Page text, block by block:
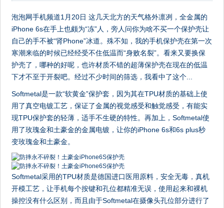
泡泡网手机频道1月20日 这几天北方的天气格外凛冽，全金属的
iPhone 6s在手上也颇为“冻”人，旁人问你为啥不买一个保护壳让
自己的手不被“肾Phone”冰道。殊不知，我的手机保护壳在第一次
寒潮来临的时候已经经受不住低温而“身败名裂”。看来又要换保
护壳了，哪种的好呢，也许材质不错的超薄保护壳在现在的低温
下才不至于开裂吧。经过不少时间的筛选，我看中了这个...
Softmetal是一款“软黄金”保护套，因为其在TPU材质的基础上使
用了真空电镀工艺，保证了金属的视觉感受和触觉感受，有能实
现TPU保护套的轻薄，适手不生硬的特性。再加上，Softmetal使
用了玫瑰金和土豪金的金属电镀，让你的iPhone 6s和6s plus秒
变玫瑰金和土豪金。
Softmetal采用的TPU材质是德国进口医用原料，安全无毒，真机
开模工艺，让手机每个按键和孔位都精准无误，使用起来和裸机
操控没有什么区别，而且由于Softmetal在摄像头孔位部分进行了